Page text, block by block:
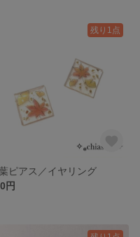
残り1点
ピアス／イヤリング
円